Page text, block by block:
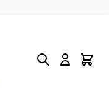
Rechercher
Panier